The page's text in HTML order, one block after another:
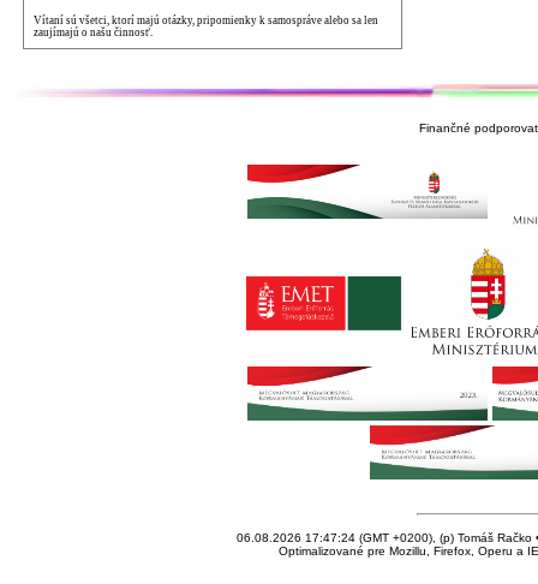
Vítaní sú všetci, ktorí majú otázky, pripomienky k samospráve alebo sa len
zaujímajú o našu činnosť.
Finančné
06.08.2026 17:47:24 (GMT +0200), (p) Tomáš Račko
Optimalizované pre Mozillu, Firefox, Operu a